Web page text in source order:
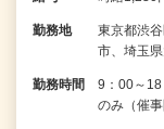
勤務地
東京都渋
市、埼玉
勤務時間
9：00～
のみ（催